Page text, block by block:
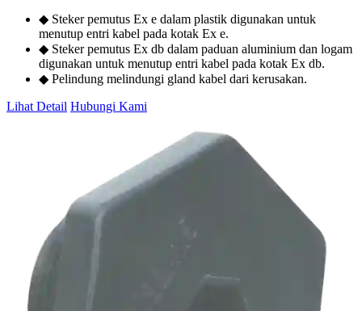
◆ Steker pemutus Ex e dalam plastik digunakan untuk
menutup entri kabel pada kotak Ex e.
◆ Steker pemutus Ex db dalam paduan aluminium dan logam
digunakan untuk menutup entri kabel pada kotak Ex db.
◆ Pelindung melindungi gland kabel dari kerusakan.
Lihat Detail Hubungi Kami